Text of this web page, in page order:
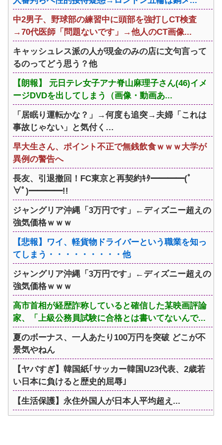
中2男子、野球部の練習中に頭部を強打しCT検査
→70代医師「問題ないです」→他人のCT画像...
キャッシュレス派の人が現金のみの店に文句言って
るのってどう思う？他
【朗報】 元日テレ女子アナ脊山麻理子さん(46)イメ
ージDVDを出してしまう（画像・動画あ...
「居眠り運転かな？」→何度も追突→夫婦「これは
事故じゃない」と気付く…
早大生さん、ポイント不正で無銭飲食ｗｗｗ大学が
異例の警告へ
長友、引退撤回！FC東京と再契約ｷﾀ━━━━(ﾟ
∀ﾟ)━━━━!!
ジャングリア沖縄「3万円です」←ディズニー超えの
強気価格ｗｗｗ
【悲報】ワイ、軽貨物ドライバーという職業を知っ
てしまう・・・・・・・・・他
ジャングリア沖縄「3万円です」←ディズニー超えの
強気価格ｗｗｗ
高市首相が経歴詐称していると確信した某映画評論
家、「上級公務員試験に合格とは書いてないんで...
夏のボーナス、一人あたり100万円を突破 どこが不
景気やねん
【ヤバすぎ】韓国紙｢サッカー韓国U23代表、2歳若
い日本に負けると歴史的屈辱｣
【生活保護】永住外国人が日本人平均超え...